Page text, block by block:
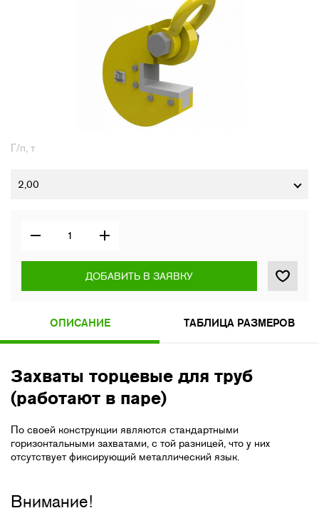
Г/п, т
2,00
ДОБАВИТЬ В ЗАЯВКУ
ОПИСАНИЕ ТАБЛИЦА РАЗМЕРОВ
Захваты торцевые для труб
(работают в паре)
По своей конструкции являются стандартными
горизонтальными захватами, с той разницей, что у них
отсутствует фиксирующий металлический язык.
Внимание!